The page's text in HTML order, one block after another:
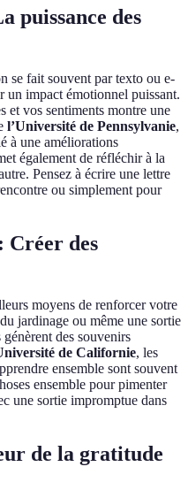
puissance des
se fait souvent par texto ou e-
un impact émotionnel puissant.
et vos sentiments montre une
l’Université de Pennsylvanie,
à une améliorations
également de réfléchir à la
Pensez à écrire une lettre
ou simplement pour
Créer des
moyens de renforcer votre
jardinage ou même une sortie
génèrent des souvenirs
de Californie, les
ensemble sont souvent
ensemble pour pimenter
une sortie impromptue dans
de la gratitude